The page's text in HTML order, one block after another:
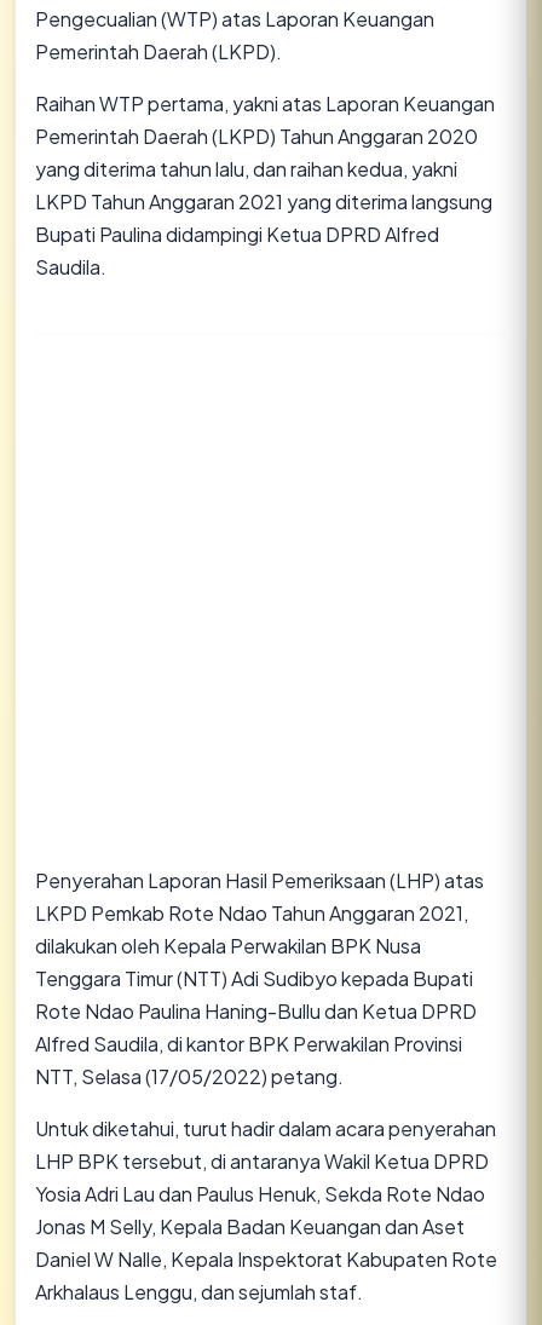
Pengecualian (WTP) atas Laporan Keuangan
Pemerintah Daerah (LKPD).
Raihan WTP pertama, yakni atas Laporan Keuangan
Pemerintah Daerah (LKPD) Tahun Anggaran 2020
yang diterima tahun lalu, dan raihan kedua, yakni
LKPD Tahun Anggaran 2021 yang diterima langsung
Bupati Paulina didampingi Ketua DPRD Alfred
Saudila.
Penyerahan Laporan Hasil Pemeriksaan (LHP) atas
LKPD Pemkab Rote Ndao Tahun Anggaran 2021,
dilakukan oleh Kepala Perwakilan BPK Nusa
Tenggara Timur (NTT) Adi Sudibyo kepada Bupati
Rote Ndao Paulina Haning-Bullu dan Ketua DPRD
Alfred Saudila, di kantor BPK Perwakilan Provinsi
NTT, Selasa (17/05/2022) petang.
Untuk diketahui, turut hadir dalam acara penyerahan
LHP BPK tersebut, di antaranya Wakil Ketua DPRD
Yosia Adri Lau dan Paulus Henuk, Sekda Rote Ndao
Jonas M Selly, Kepala Badan Keuangan dan Aset
Daniel W Nalle, Kepala Inspektorat Kabupaten Rote
Arkhalaus Lenggu, dan sejumlah staf.